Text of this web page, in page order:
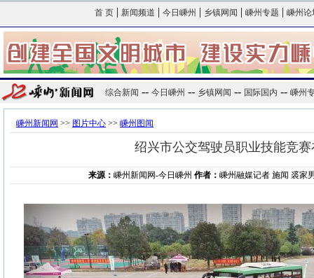
首 页 | 新闻频道 | 今日嵊州 | 乡镇网闻 | 嵊州专题 | 嵊州论
综合新闻 -- 今日嵊州 -- 乡镇网闻 -- 国际国内 -- 嵊州
嵊州新闻网 >> 图片中心 >> 嵊州图闻
绍兴市公交驾驶员职业技能竞
来源： 嵊州新闻网-今日嵊州 作者： 嵊州融媒记者 施闻 裘家